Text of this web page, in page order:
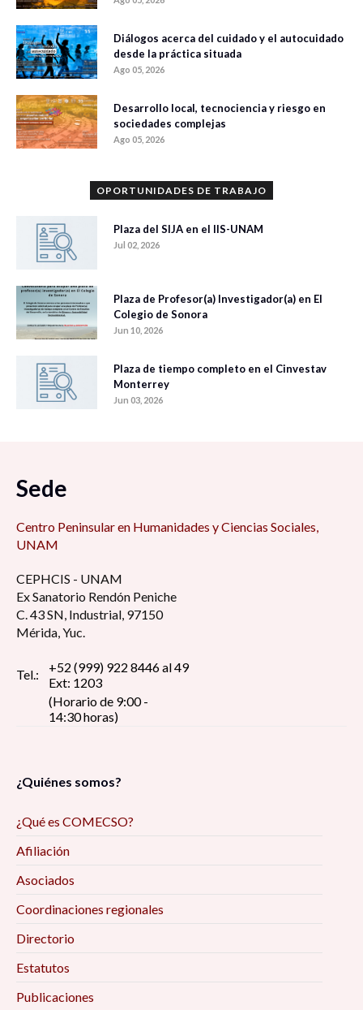
Diálogos acerca del cuidado y el autocuidado
desde la práctica situada
Ago 05, 2026
Desarrollo local, tecnociencia y riesgo en
sociedades complejas
Ago 05, 2026
OPORTUNIDADES DE TRABAJO
Plaza del SIJA en el IIS-UNAM
Jul 02, 2026
Plaza de Profesor(a) Investigador(a) en El
Colegio de Sonora
Jun 10, 2026
Plaza de tiempo completo en el Cinvestav
Monterrey
Jun 03, 2026
Sede
Centro Peninsular en Humanidades y Ciencias Sociales,
UNAM
CEPHCIS - UNAM
Ex Sanatorio Rendón Peniche
C. 43 SN, Industrial, 97150
Mérida, Yuc.
Tel.:
+52 (999) 922 8446 al 49
Ext: 1203
(Horario de 9:00 -
14:30 horas)
¿Quiénes somos?
¿Qué es COMECSO?
Afiliación
Asociados
Coordinaciones regionales
Directorio
Estatutos
Publicaciones